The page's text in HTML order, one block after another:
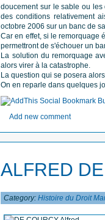
doucement sur le sable ou
des conditions relativement
octobre 2006 sur un banc de
Car en effet, si le remorquage
permettront de s'échouer un
La solution du remorquage
alors virer à la catastrophe.
La question qui se posera
On en reparle dans quelques
Add new comment
ALFRED
Category:Histoire du Droit